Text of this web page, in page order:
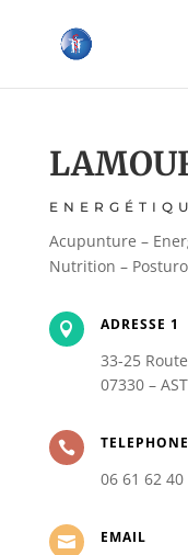
Acupunture –
Nutrition –
 ADRESSE 1
33-25
07330 –
 TELEPHONE
06 61 62 40
 EMAIL